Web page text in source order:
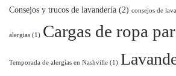
Consejos y trucos de lavandería (2) consejos de
alergias (1) Cargas de ropa
Temporada de alergias en Nashville (1)